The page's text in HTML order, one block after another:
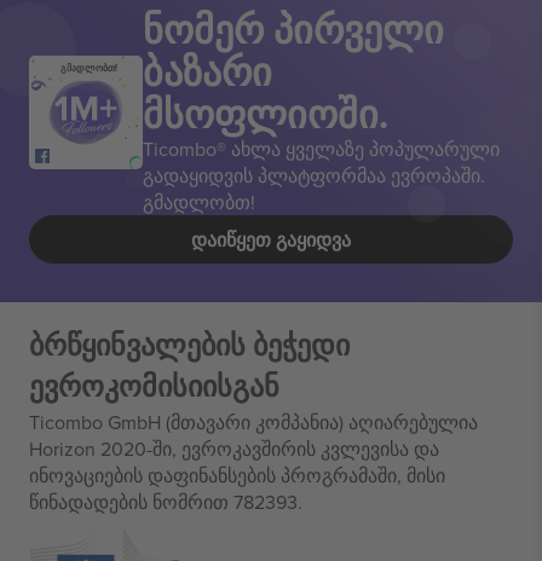
გმადლობთ!
ნომერ პირველი
ბაზარი
მსოფლიოში.
Ticombo® ახლა ყველაზე პოპულარული
გადაყიდვის პლატფორმაა ევროპაში.
გმადლობთ!
ᲓᲐᲘᲬᲧᲔᲗ ᲒᲐᲧᲘᲓᲕᲐ
ბრწყინვალების ბეჭედი
ევროკომისიისგან
Ticombo GmbH (მთავარი კომპანია) აღიარებულია
Horizon 2020-ში, ევროკავშირის კვლევისა და
ინოვაციების დაფინანსების პროგრამაში, მისი
წინადადების ნომრით 782393.